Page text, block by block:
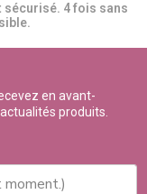
sécurisé. 4 fois sans
en avant-
produits.